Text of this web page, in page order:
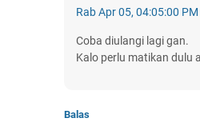
Rab Apr 05, 04:05:00 PM
Coba diulangi lagi gan.
Kalo perlu matikan dulu
Balas